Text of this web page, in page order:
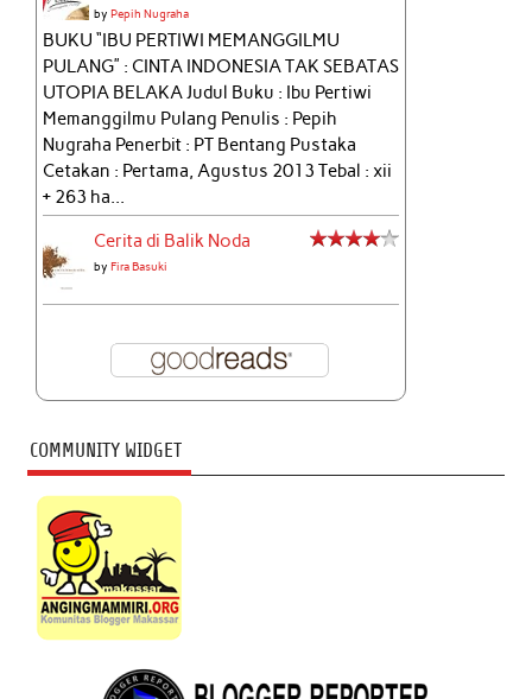
byPepih Nugraha
BUKU “IBU PERTIWI MEMANGGILMU
PULANG” : CINTA INDONESIA TAK SEBATAS
UTOPIA BELAKA Judul Buku : Ibu Pertiwi
Memanggilmu Pulang Penulis : Pepih
Nugraha Penerbit : PT Bentang Pustaka
Cetakan : Pertama, Agustus 2013 Tebal : xii
+ 263 ha...
Cerita di Balik Noda
byFira Basuki
COMMUNITY WIDGET